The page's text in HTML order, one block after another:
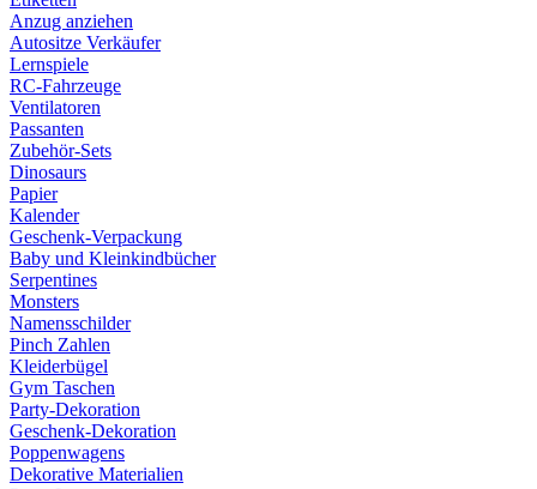
Anzug anziehen
Autositze Verkäufer
Lernspiele
RC-Fahrzeuge
Ventilatoren
Passanten
Zubehör-Sets
Dinosaurs
Papier
Kalender
Geschenk-Verpackung
Baby und Kleinkindbücher
Serpentines
Monsters
Namensschilder
Pinch Zahlen
Kleiderbügel
Gym Taschen
Party-Dekoration
Geschenk-Dekoration
Poppenwagens
Dekorative Materialien